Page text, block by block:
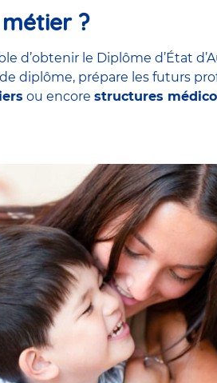
?
d’obtenir le Diplôme d’État
diplôme, prépare les futurs
ou encore structures